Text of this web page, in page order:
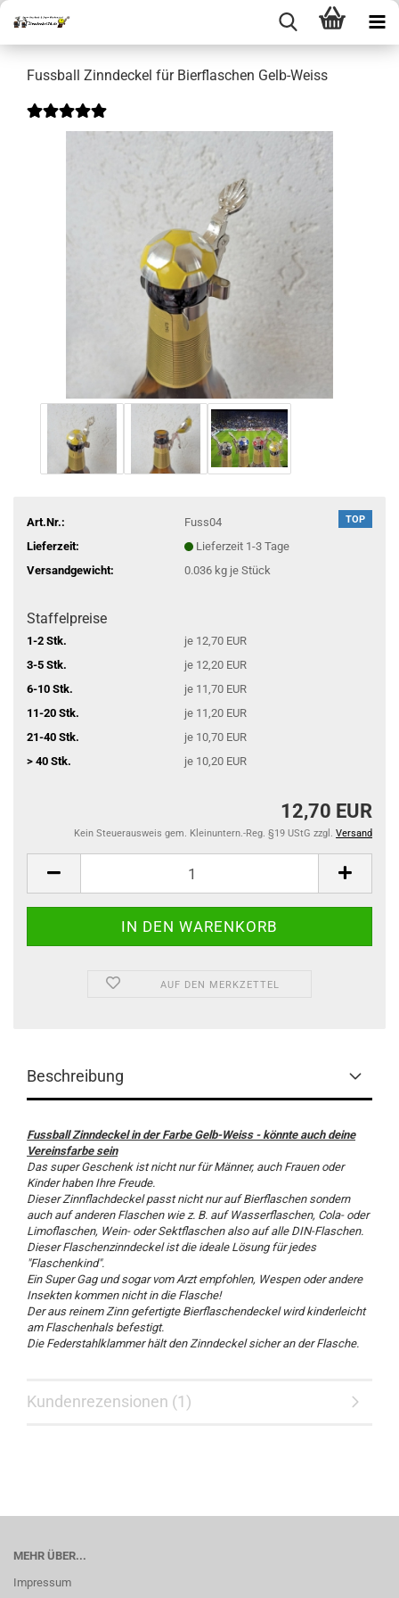
Fussball Zinndeckel für Bierflaschen Gelb-Weiss
TOP
Art.Nr.:
Fuss04
Lieferzeit:
Lieferzeit 1-3 Tage
Versandgewicht:
0.036kg je Stück
Staffelpreise
1-2 Stk.
je 12,70 EUR
3-5 Stk.
je 12,20 EUR
6-10 Stk.
je 11,70 EUR
11-20 Stk.
je 11,20 EUR
21-40 Stk.
je 10,70 EUR
> 40 Stk.
je 10,20 EUR
12,70 EUR
Kein Steuerausweis gem. Kleinuntern.-Reg. §19 UStG zzgl. Versand
AUF DEN MERKZETTEL
Beschreibung
Fussball Zinndeckel in der Farbe Gelb-Weiss - könnte auch deine
Vereinsfarbe sein
Das super Geschenk ist nicht nur für Männer, auch Frauen oder
Kinder haben Ihre Freude.
Dieser Zinnflachdeckel passt nicht nur auf Bierflaschen sondern
auch auf anderen Flaschen wie z. B. auf Wasserflaschen, Cola- oder
Limoflaschen, Wein- oder Sektflaschen also auf alle DIN-Flaschen.
Dieser Flaschenzinndeckel ist die ideale Lösung für jedes
"Flaschenkind".
Ein Super Gag und sogar vom Arzt empfohlen, Wespen oder andere
Insekten kommen nicht in die Flasche!
Der aus reinem Zinn gefertigte Bierflaschendeckel wird kinderleicht
am Flaschenhals befestigt.
Die Federstahlklammer hält den Zinndeckel sicher an der Flasche.
Kundenrezensionen (1)
MEHR ÜBER...
Impressum